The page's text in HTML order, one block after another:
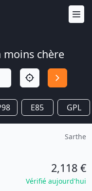
moins chère
E85 GPL
Sarthe
2,118 €
Vérifié aujourd'hui